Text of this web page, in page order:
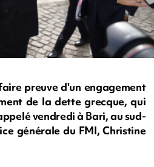
preuve d'un engagement
de la dette grecque, qui
vendredi à Bari, au sud-
générale du FMI, Christine